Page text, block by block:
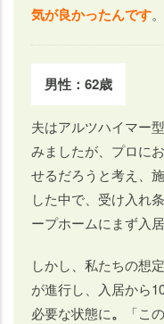
気が良かったんです。
男性：62歳
夫はアルツハイマー
みましたが、プロに
せるだろうと考え、
した中で、受け入れ
ープホームにまず入居
しかし、私たちの想
が進行し、入居から
必要な状態に。
「こ